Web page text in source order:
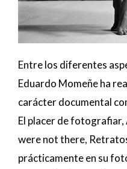
Entre los diferentes
Eduardo Momeñe ha
carácter documental
El placer de
were not there,
prácticamente en su